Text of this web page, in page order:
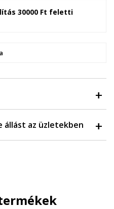
30000 Ft feletti
állást az üzletekben